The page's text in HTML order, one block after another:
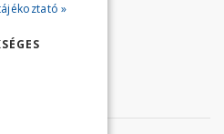
»